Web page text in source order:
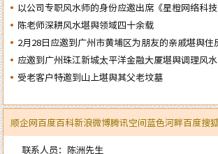
以公司专职风水师的身份应邀出席《星橙网络科
周年庆典
陈老师深耕风水堪舆领域四十余载
2月28日应邀到广州市黄埔区为朋友的亲戚堪舆住
应邀到广州珠江新城太平洋金融大厦堪舆调理风水
受老客户特邀到山上堪舆其父老坟墓
顺企网百度百科新浪微博腾讯空间蓝色河畔百度搜狐
联系人员：陈洲先生